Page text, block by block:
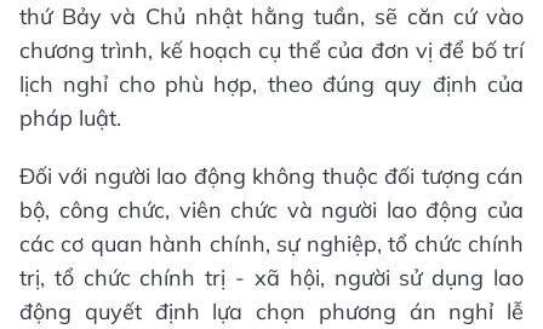
thứ Bảy và Chủ nhật hằng tuần, sẽ căn cứ vào
chương trình, kế hoạch cụ thể của đơn vị để bố trí
lịch nghỉ cho phù hợp, theo đúng quy định của
pháp luật.
Đối với người lao động không thuộc đối tượng cán
bộ, công chức, viên chức và người lao động của
các cơ quan hành chính, sự nghiệp, tổ chức chính
trị, tổ chức chính trị - xã hội, người sử dụng lao
động quyết định lựa chọn phương án nghỉ lễ